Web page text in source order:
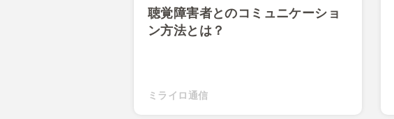
聴覚障害者とのコミュニケーショ
ン方法とは？
ミライロ通信